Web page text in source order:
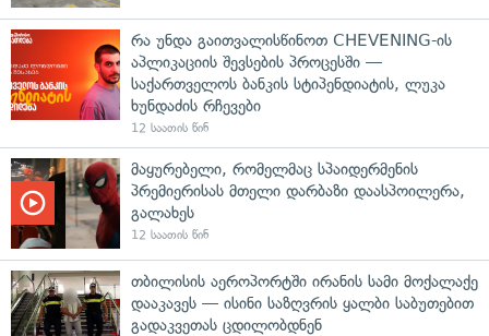
რა უნდა გაითვალისწინოთ CHEVENING-ის
აპლიკაციის შევსების პროცესში —
საქართველოს ბანკის სტიპენდიატის, ლუკა
ხუნდაძის რჩევები
12 საათის წინ
მაყურებელი, რომელმაც სპაიდერმენის
პრემიერისას მთელი დარბაზი დაასპოილერა,
გალახეს
12 საათის წინ
თბილისის აეროპორტში ირანის სამი მოქალაქე
დააკავეს — ისინი საზღვრის ყალბი საბუთებით
გადაკვეთას ცდილობდნენ